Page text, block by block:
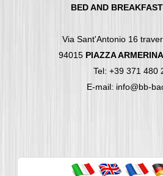
BED AND
Via Sant'Antonio 16
94015 PIAZZA ARMERINA
Tel: +39 371 480
E-mail: info@bb-